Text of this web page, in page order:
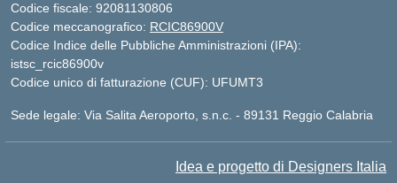
Codice fiscale: 92081130806
Codice meccanografico: RCIC86900V
Codice Indice delle Pubbliche Amministrazioni (IPA):
istsc_rcic86900v
Codice unico di fatturazione (CUF): UFUMT3
Sede legale: Via Salita Aeroporto, s.n.c. - 89131 Reggio Calabria
Idea e progetto di Designers Italia